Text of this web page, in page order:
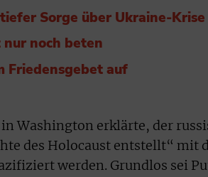
Sorge über Ukraine-Krise
noch beten
Friedensgebet auf
Washington erklärte, der
des Holocaust entstellt“ mit
werden. Grundlos sei